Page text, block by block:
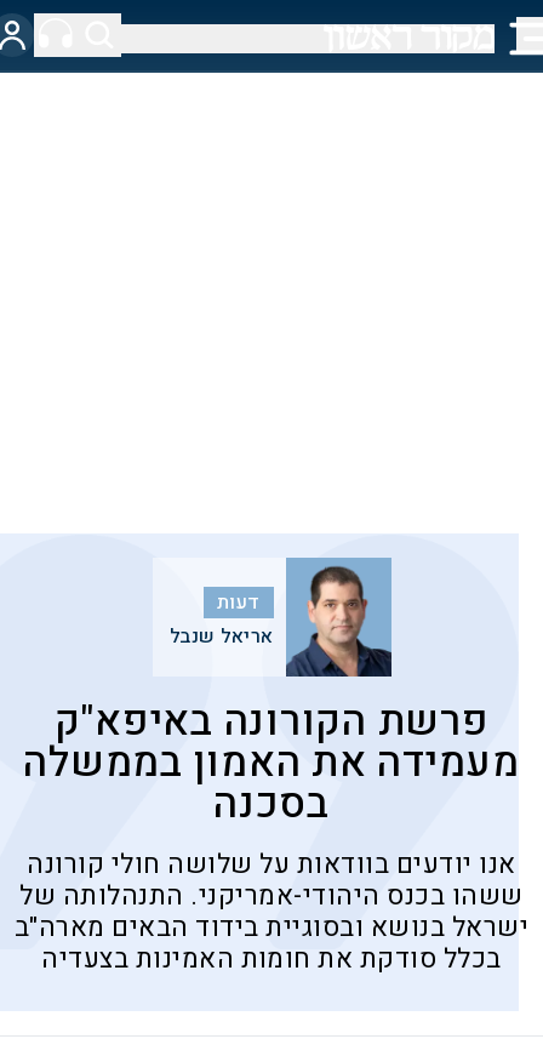
דעות
אריאל שנבל
פרשת הקורונה באיפא"ק
מעמידה את האמון בממשלה
בסכנה
אנו יודעים בוודאות על שלושה חולי קורונה
ששהו בכנס היהודי-אמריקני. התנהלותה של
ישראל בנושא ובסוגיית בידוד הבאים מארה"ב
בכלל סודקת את חומות האמינות בצעדיה